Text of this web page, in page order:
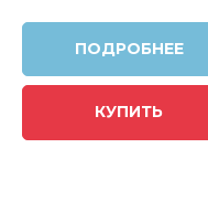
ПОДРОБНЕЕ
КУПИТЬ